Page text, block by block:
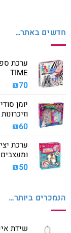
חדשים באתר…
TIME
₪70
יומן
וזיכרונות
₪60
ערכת
₪50
הנמכרים ביותר…
שידת